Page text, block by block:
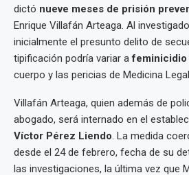
dictó nueve meses de prisión
Enrique Villafán Arteaga. Al
inicialmente el presunto delito de
tipificación podría variar afeminicidio
cuerpo y las pericias de Medicina
Villafán Arteaga, quien además de
abogado, será internado en el
Víctor Pérez Liendo. La medida
desde el 24 de febrero, fecha de su
las investigaciones, la última vez que